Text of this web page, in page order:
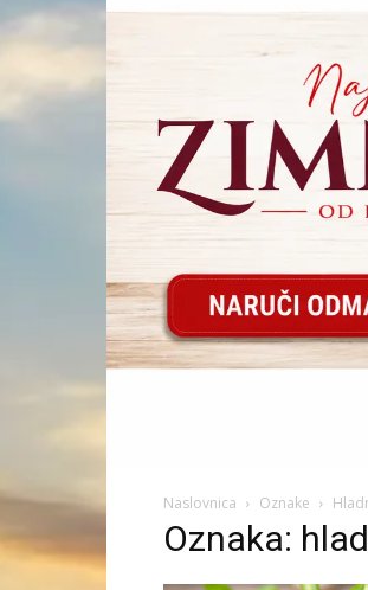
Naslovnica Oznake
Oznaka: